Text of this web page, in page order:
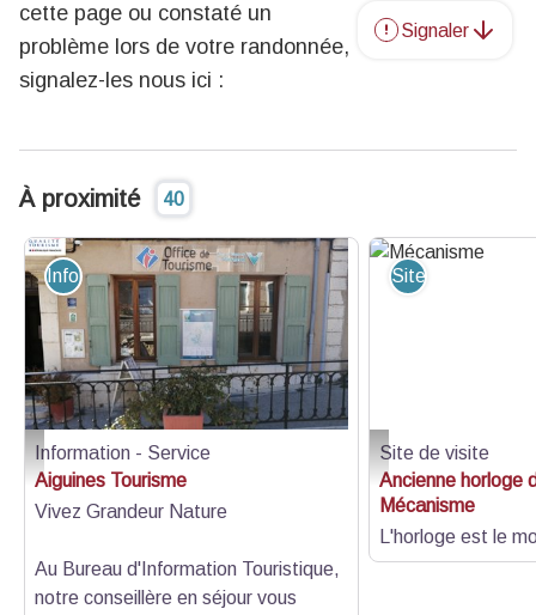
cette page ou constaté un
problème lors de votre randonnée,
signalez-les nous ici :
Signaler
À proximité 40
Extérieur - LGV Tourisme
Information - Service
Information - Service
Aiguines Tourisme
Vivez Grandeur Nature
Au Bureau d'Information Touristique,
notre conseillère en séjour vous
Mécanisme - Asso
Site de visite
Site de visite
Ancienne horloge
Mécanisme
L'horloge est le